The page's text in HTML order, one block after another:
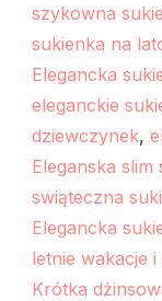
szykowna
sukienka na
Elegancka
eleganckie
dziewczynek,
Eleganska slim
swiąteczna
Elegancka
letnie wakacje
Krótka